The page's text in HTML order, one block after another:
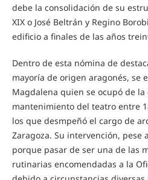
debe la consolidación de su
XIX o José Beltrán y Regino
edificio a finales de las años
Dentro de esta nómina de
mayoría de origen aragonés, se
Magdalena quien se ocupó de la
mantenimiento del teatro entre
los que desmpeñó el cargo de
Zaragoza. Su intervención,
porque pasar de ser una de las
rutinarias encomendadas a la